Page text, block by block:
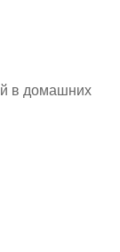
в домашних